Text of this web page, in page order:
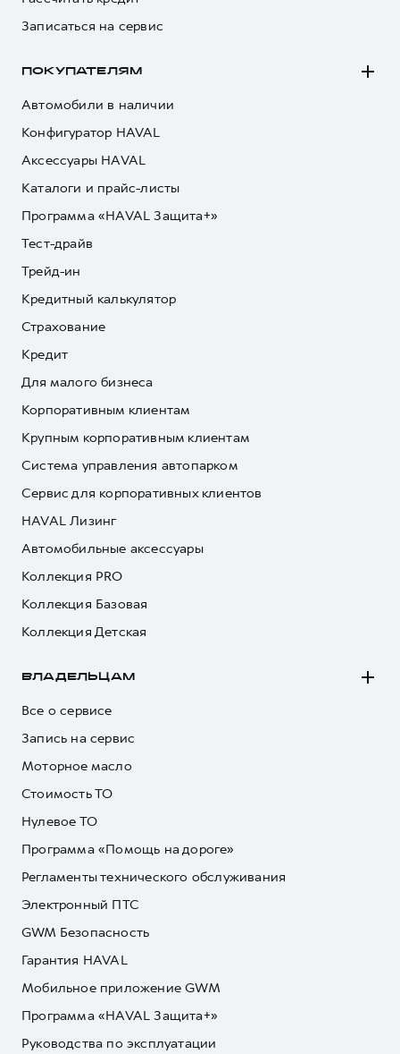
Записаться на сервис
ПОКУПАТЕЛЯМ
Автомобили в наличии
Конфигуратор HAVAL
Аксессуары HAVAL
Каталоги и прайс-листы
Программа «HAVAL Защита+»
Тест-драйв
Трейд-ин
Кредитный калькулятор
Страхование
Кредит
Для малого бизнеса
Корпоративным клиентам
Крупным корпоративным клиентам
Система управления автопарком
Сервис для корпоративных клиентов
HAVAL Лизинг
Автомобильные аксессуары
Коллекция PRO
Коллекция Базовая
Коллекция Детская
ВЛАДЕЛЬЦАМ
Все о сервисе
Запись на сервис
Моторное масло
Стоимость ТО
Нулевое ТО
Программа «Помощь на дороге»
Регламенты технического обслуживания
Электронный ПТС
GWM Безопасность
Гарантия HAVAL
Мобильное приложение GWM
Программа «HAVAL Защита+»
Руководства по эксплуатации